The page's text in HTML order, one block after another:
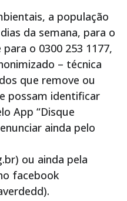
a população
da semana, para o
o 0300 253 1177,
– técnica
que remove ou
possam identificar
App “Disque
ainda pelo
ou ainda pela
facebook